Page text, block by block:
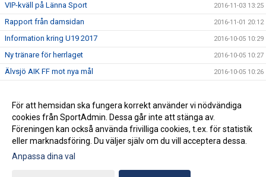
VIP-kväll på Länna Sport 2016-11-03 13:25
Rapport från damsidan 2016-11-01 20:12
Information kring U19 2017 2016-10-05 10:29
Ny tränare för herrlaget 2016-10-05 10:27
Älvsjö AIK FF mot nya mål 2016-10-05 10:26
Santis Summer Cup 2016-08-31 09:41
Välkomna tillbaka efter sommaruppehållet 2016-08-31 09:39
Gå till Webbversion
För att hemsidan ska fungera korrekt använder vi nödvändiga
cookies från SportAdmin. Dessa går inte att stänga av.
Föreningen kan också använda frivilliga cookies, t.ex. för statistik
eller marknadsföring. Du väljer själv om du vill acceptera dessa.
Anpassa dina val